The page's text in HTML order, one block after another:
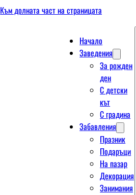
Към долната част на страницата
Начало
Заведения
За рожден
ден
С детски
кът
С градина
Забавления
Празник
Подаръци
На пазар
Декорация
Занимания